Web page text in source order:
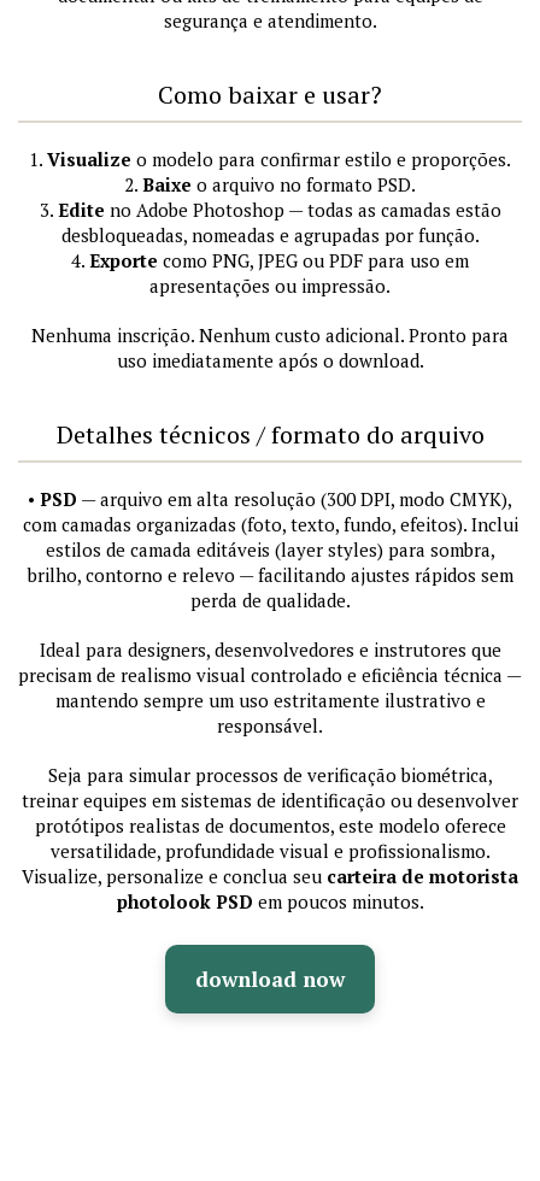
segurança e atendimento.
Como baixar e usar?
1. Visualize o modelo para confirmar estilo e proporções.
2. Baixe o arquivo no formato PSD.
3. Edite no Adobe Photoshop — todas as camadas estão
desbloqueadas, nomeadas e agrupadas por função.
4. Exporte como PNG, JPEG ou PDF para uso em
apresentações ou impressão.
Nenhuma inscrição. Nenhum custo adicional. Pronto para
uso imediatamente após o download.
Detalhes técnicos / formato do arquivo
• PSD — arquivo em alta resolução (300 DPI, modo CMYK),
com camadas organizadas (foto, texto, fundo, efeitos). Inclui
estilos de camada editáveis (layer styles) para sombra,
brilho, contorno e relevo — facilitando ajustes rápidos sem
perda de qualidade.
Ideal para designers, desenvolvedores e instrutores que
precisam de realismo visual controlado e eficiência técnica —
mantendo sempre um uso estritamente ilustrativo e
responsável.
Seja para simular processos de verificação biométrica,
treinar equipes em sistemas de identificação ou desenvolver
protótipos realistas de documentos, este modelo oferece
versatilidade, profundidade visual e profissionalismo.
Visualize, personalize e conclua seu carteira de motorista
photolook PSD em poucos minutos.
download now